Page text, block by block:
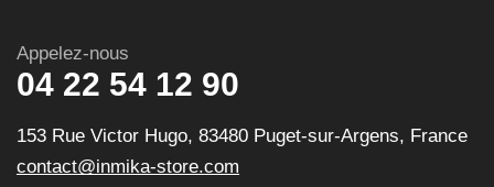
Appelez-nous
04 22 54 12 90
153 Rue Victor Hugo, 83480 Puget-sur-Argens, France
contact@inmika-store.com